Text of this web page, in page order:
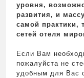
уровня,
развития, и
самой практики,
сетей отеля
Если Вам
пожалуйста не
удобным для Вас